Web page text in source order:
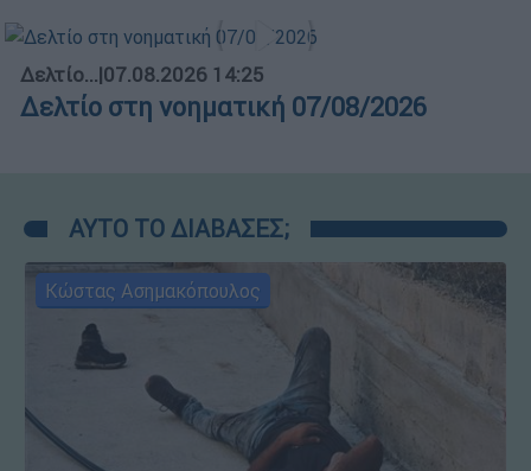
Δελτίο...|07.08.2026 14:25
Δελτίο στη νοηματική 07/08/2026
ΑΥΤΟ ΤΟ ΔΙΑΒΑΣΕΣ;
Κώστας Ασημακόπουλος